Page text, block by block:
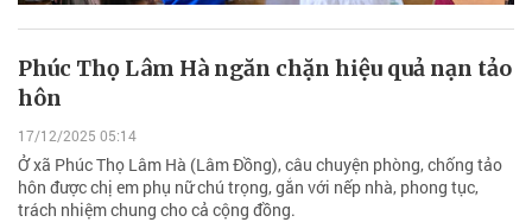
Phúc Thọ Lâm Hà ngăn chặn hiệu quả nạn tảo
hôn
17/12/2025 05:14
Ở xã Phúc Thọ Lâm Hà (Lâm Đồng), câu chuyện phòng, chống tảo
hôn được chị em phụ nữ chú trọng, gắn với nếp nhà, phong tục,
trách nhiệm chung cho cả cộng đồng.